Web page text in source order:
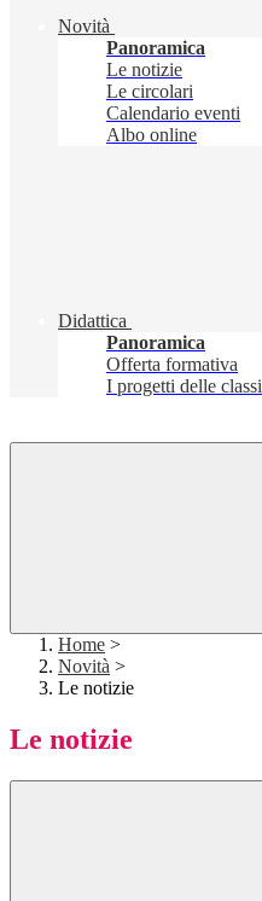
Novità
Panoramica
Le notizie
Le circolari
Calendario eventi
Albo online
Didattica
Panoramica
Offerta formativa
I progetti delle classi
Home >
Novità >
Le notizie
Le notizie